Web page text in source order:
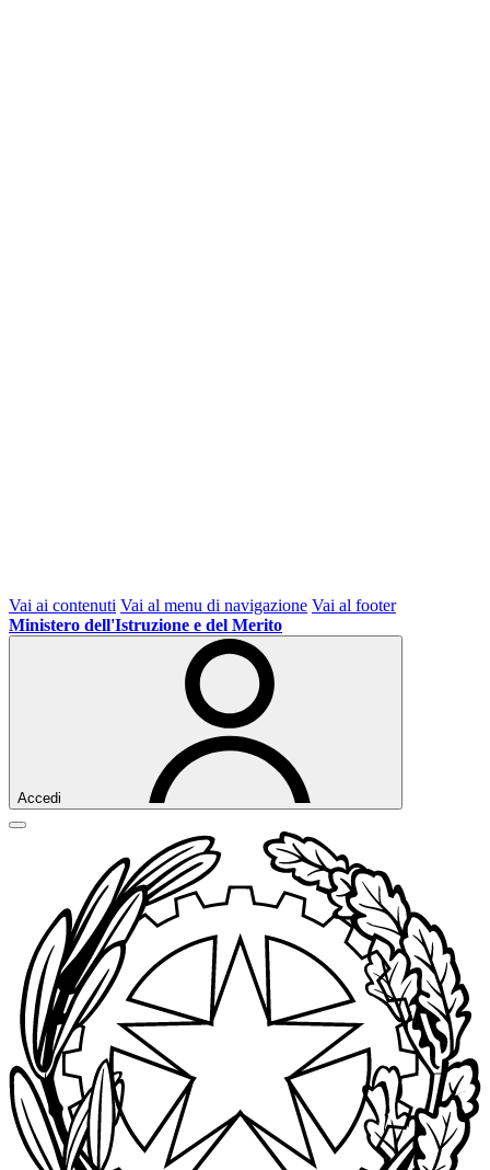
Vai ai contenuti Vai al menu di navigazione Vai al footer
Ministero dell'Istruzione e del Merito
Accedi